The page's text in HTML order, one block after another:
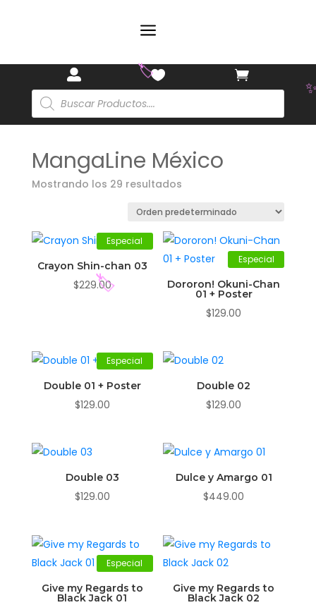
a
 

Búsqueda
de
productos
MangaLine México
Mostrando los 29 resultados
Especial
Crayon Shin-chan 03
$229.00
Especial
Dororon! Okuni-Chan
01 + Poster
$129.00
Especial
Double 01 + Poster
$129.00
Double 02
$129.00
Double 03
$129.00
Dulce y Amargo 01
$449.00
Especial
Give my Regards to
Black Jack 01
Give my Regards to
Black Jack 02
🏷️
🏷️